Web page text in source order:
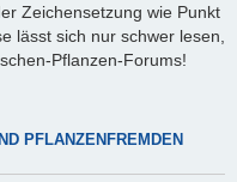
Zeichensetzung wie Punkt
lässt sich nur schwer lesen,
Pflanzen-Forums!
PFLANZENFREMDEN